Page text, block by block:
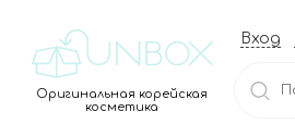
Оригинальная корейская
косметика
Вход